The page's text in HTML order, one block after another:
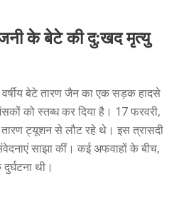
के बेटे की दु:खद मृत्यु
बेटे तारण जैन का एक सड़क हादसे
को स्तब्ध कर दिया है। 17 फरवरी,
ट्यूशन से लौट रहे थे। इस त्रासदी
साझा कीं। कई अफवाहों के बीच,
थी।